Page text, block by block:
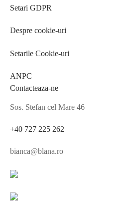
Setari GDPR
Despre cookie-uri
Setarile Cookie-uri
ANPC
Contacteaza-ne
Sos. Stefan cel Mare 46
+40 727 225 262
bianca@blana.ro